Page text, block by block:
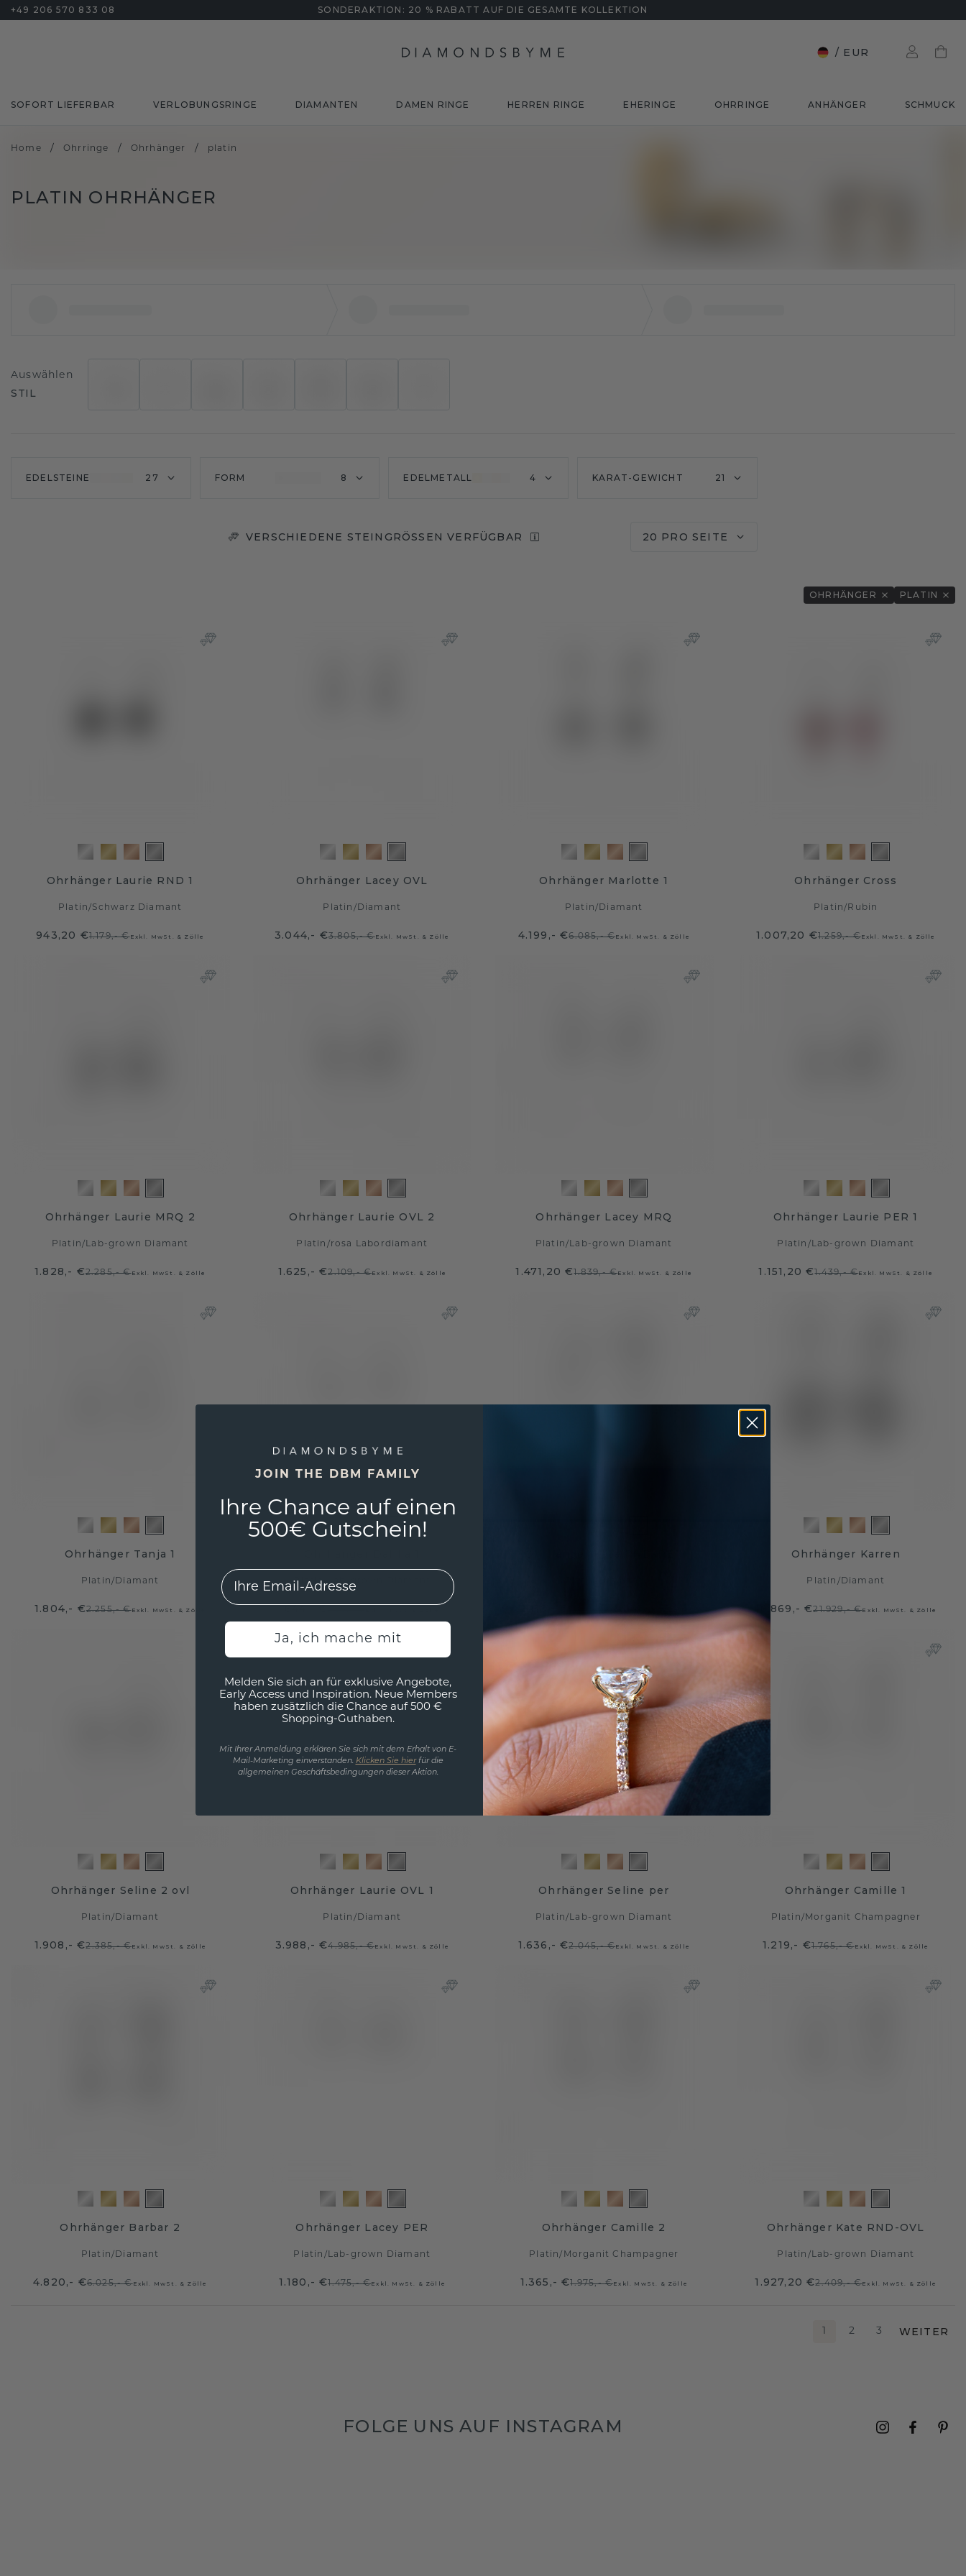
+49 206 570 833 08 SONDERAKTION: 20 % RABATT AUF DIE GESAMTE KOLLEKTION
/ EUR
SOFORT LIEFERBAR VERLOBUNGSRINGE DIAMANTEN DAMEN RINGE HERREN RINGE EHERINGE OHRRINGE ANHÄNGER SCHMUCK
Home / Ohrringe / Ohrhänger / platin
PLATIN OHRHÄNGER
Auswählen
STIL
EDELSTEINE 27 FORM 8 EDELMETALL 4 KARAT-GEWICHT 21
VERSCHIEDENE STEINGRÖSSEN VERFÜGBAR 20 PRO SEITE
OHRHÄNGER PLATIN
Ohrhänger Laurie RND 1
Platin/Schwarz Diamant
943,20 €1.179,- €Exkl. MwSt. & Zölle
Ohrhänger Lacey OVL
Platin / Diamant
3.044,- €3.805,- €Exkl. MwSt. & Zölle
Ohrhänger Marlotte 1
Platin/ Diamant
4.199,- €6.085,- €Exkl. MwSt. & Zölle
Ohrhänger Cross
Platin/ Rubin
1.007,20 €1.259,- €Exkl. MwSt. & Zölle
Ohrhänger Laurie MRQ 2
Platin/ Lab-grown Diamant
1.828,- €2.285,- €Exkl. MwSt. & Zölle
Ohrhänger Laurie OVL 2
Platin /rosa Labordiamant
1.625,- €2.109,- €Exkl. MwSt. & Zölle
Ohrhänger Lacey MRQ
Platin/ Lab-grown Diamant
1.471,20 €1.839,- €Exkl. MwSt. & Zölle
Ohrhänger Laurie PER 1
Platin / Lab-grown Diamant
1.151,20 €1.439,- €Exkl. MwSt. & Zölle
Ohrhänger Tanja 1
Platin/ Diamant
1.804,- €2.255,- €Exkl. MwSt. & Zölle
Platin
644,- €
Ohrhänger Karren
Platin / Diamant
16.869,- €21.929,- €Exkl. MwSt. & Zölle
Ohrhänger Seline 2 ovl
Platin/ Diamant
1.908,- €2.385,- €Exkl. MwSt. & Zölle
Ohrhänger Laurie OVL 1
Platin / Diamant
3.988,- €4.985,- €Exkl. MwSt. & Zölle
Ohrhänger Seline per
Platin/ Lab-grown Diamant
1.636,- €2.045,- €Exkl. MwSt. & Zölle
Ohrhänger Camille 1
Platin/ Morganit Champagner
1.219,- €1.765,- €Exkl. MwSt. & Zölle
Ohrhänger Barbar 2
Platin/ Diamant
4.820,- €6.025,- €Exkl. MwSt. & Zölle
Ohrhänger Lacey PER
Platin / Lab-grown Diamant
1.180,- €1.475,- €Exkl. MwSt. & Zölle
Ohrhänger Camille 2
Platin/ Morganit Champagner
1.365,- €1.975,- €Exkl. MwSt. & Zölle
Ohrhänger Kate RND-OVL
Platin / Lab-grown Diamant
1.927,20 €2.409,- €Exkl. MwSt. & Zölle
1 2 3 WEITER
FOLGE UNS AUF INSTAGRAM
JOIN THE DBM FAMILY
Ihre Chance auf einen
500€ Gutschein!
EMail
Ja, ich mache mit
Melden Sie sich an für exklusive Angebote,
Early Access und Inspiration. Neue Members
haben zusätzlich die Chance auf 500 €
Shopping-Guthaben.
Mit Ihrer Anmeldung erklären Sie sich mit dem Erhalt von E-
Mail-Marketing einverstanden. Klicken Sie hierfür die
allgemeinen Geschäftsbedingungen dieser Aktion.